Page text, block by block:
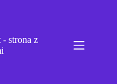
- strona z